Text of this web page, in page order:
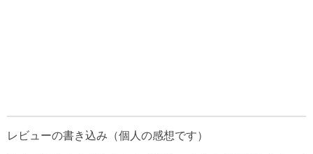
レビューの書き込み（個人の感想です）